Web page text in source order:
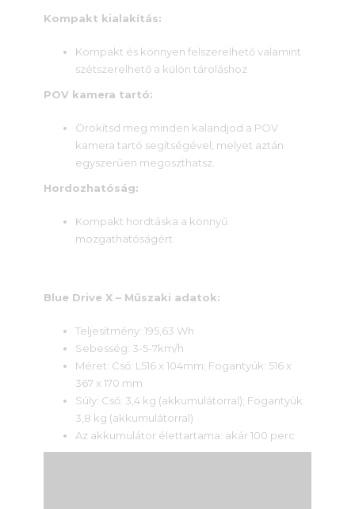
Kompakt kialakítás:
Kompakt és könnyen felszerelhető valamint
szétszerelhető a külön tároláshoz
POV kamera tartó:
Örökítsd meg minden kalandjod a POV
kamera tartó segítségével, melyet aztán
egyszerűen megoszthatsz.
Hordozhatóság:
Kompakt hordtáska a könnyű
mozgathatóságért
Blue Drive X – Műszaki adatok:
Teljesítmény: 195,63 Wh
Sebesség: 3-5-7km/h
Méret: Cső: L516 x 104mm; Fogantyúk: 516 x
367 x 170 mm
Súly: Cső: 3,4 kg (akkumulátorral); Fogantyúk:
3,8 kg (akkumulátorral)
Az akkumulátor élettartama: akár 100 perc